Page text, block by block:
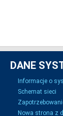
DANE
Informacje o
Schemat sieci
Nowa strona z